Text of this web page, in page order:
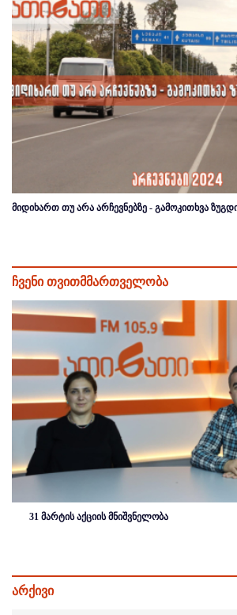
მიდიხართ თუ არა არჩევნებზე - გამოკითხვა
ჩვენი თვითმმართველობა
31 მარტის აქციის მნიშვნელობა
არქივი